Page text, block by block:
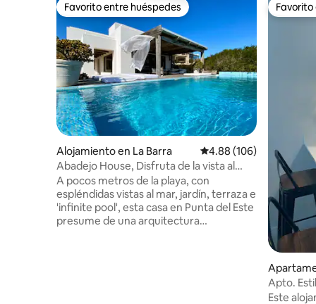
Favorito entre huéspedes
Favorito entre huéspedes
Alojamiento en La Barra Calificación promedio:
4.88 (106)
Abadejo House, Disfruta de la vista al
mar, con piscina
A pocos metros de la playa, con
espléndidas vistas al mar, jardín, terraza e
'infinite pool', esta casa en Punta del Este
presume de una arquitectura
ste
Apto.
Mansa
Este